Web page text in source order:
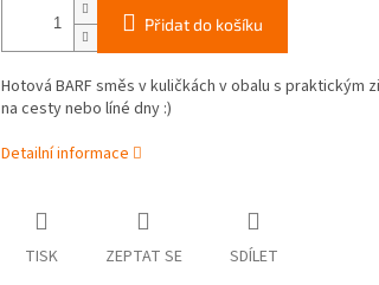
Přidat do košíku
Hotová BARF směs v kuličkách v obalu s praktickým
na cesty nebo líné dny :)
Detailní informace
TISK ZEPTAT SE SDÍLET